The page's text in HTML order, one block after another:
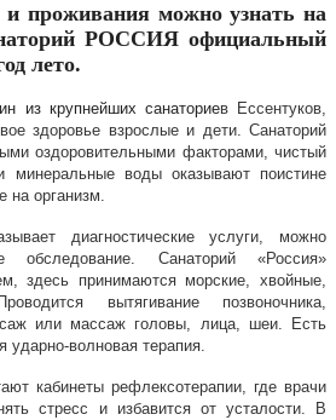
и проживания можно узнать на
РОССИЯ официальный
лето.
из крупнейших санаториев Ессентуков,
здоровье взрослые и дети. Санаторий
оздоровительными факторами, чистый
минеральные воды оказывают поистине
на организм.
диагностические услуги, можно
обследование. Санаторий «Россия»
здесь принимаются морские, хвойные,
вытягивание позвоночника,
или массаж головы, лица, шеи. Есть
ударно-волновая терапия.
кабинеты рефлексотерапии, где врачи
стресс и избавится от усталости. В